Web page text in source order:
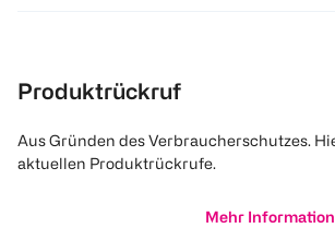
Produktrückruf
Aus Gründen des Verbraucherschutzes.
aktuellen Produktrückrufe.
Mehr